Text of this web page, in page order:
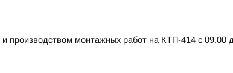
производством монтажных работ на КТП-414 с 09.00